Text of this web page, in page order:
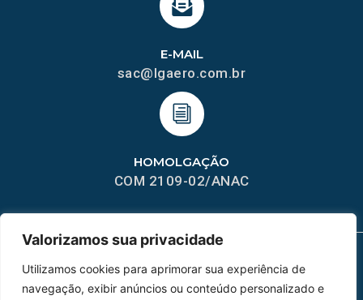
Valorizamos sua privacidade
Utilizamos cookies para aprimorar sua experiência de
navegação, exibir anúncios ou conteúdo personalizado e
HOMOLGAÇÃO
COM 2109-02/ANAC
E-MAIL
sac@lgaero.com.br
MAPA DO SITE